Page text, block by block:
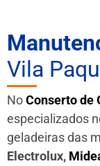
Vila
NoConserto de
especializados
geladeiras das
Electrolux,